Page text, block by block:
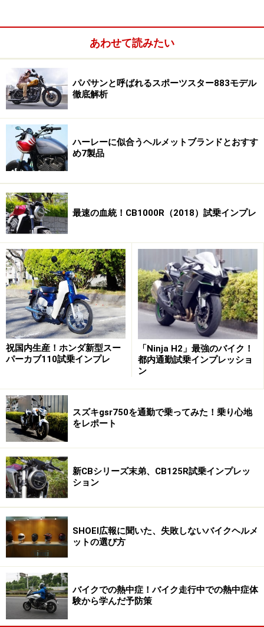
ヘルメットの安全基準とは？ PSCマークと
SGマーク
ヘルメットには安全性の規格があり、国が定めた一定の
安全基準をクリアした製品のみ販売可能ということにな
っています。
ところがインターネットの通販サイトなどを見ていると
「装飾用」という事で規格をクリアしていないヘルメッ
トが販売されていることがあります。実際には強度に優
れている製品もあるかもしれませんが、規格をクリアし
ていない製品にはリスクが伴います。
■国が定める安全基準を満たす「PSCマーク」
そのためヘルメットを選ぶ際に一番大事なのは国が定め
る安全基準を満たしたヘルメットを選ぶことです。安全
基準をクリアしたヘルメットにはPSCマークと呼ばれる
ステッカーが貼ってあるので一目で確認することが可能
です。
ヘルメットに貼られるSGマークとPSCマーク
■ヘルメットの欠陥が原因で人身事故が発生した場合賠
償される「SG規格」
あわせて読みたい
パパサンと呼ばれるスポーツスター883モデル
徹底解析
ハーレーに似合うヘルメットブランドとおすす
め7製品
最速の血統！CB1000R（2018）試乗インプレ
祝国内生産！ホンダ新型スー
パーカブ110試乗インプレ
「Ninja H2」最強のバイク！
都内通勤試乗インプレッショ
ン
スズキgsr750を通勤で乗ってみた！乗り心地
をレポート
新CBシリーズ末弟、CB125R試乗インプレッ
ション
SHOEI広報に聞いた、失敗しないバイクヘルメ
ットの選び方
バイクでの熱中症！バイク走行中での熱中症体
験から学んだ予防策